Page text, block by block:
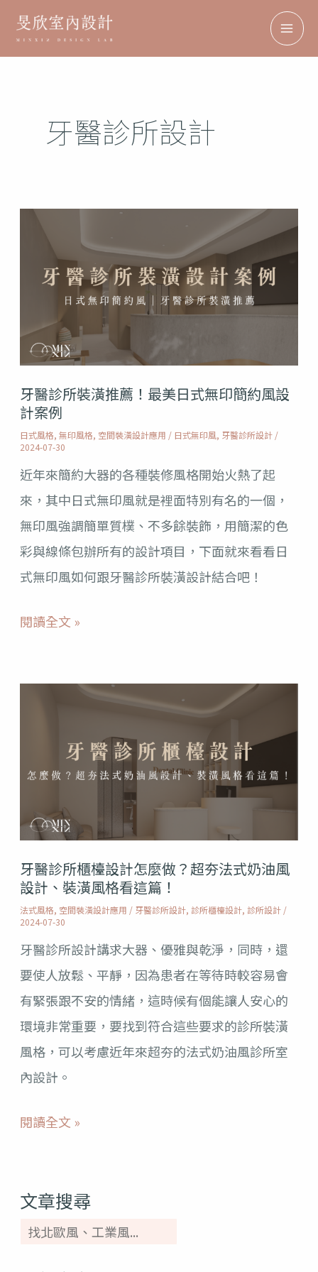
主
牙醫診所設計
牙醫診所裝潢推薦！最美日式無印簡約風設
計案例
日式風格, 無印風格, 空間裝潢設計應用 / 日式無印風, 牙醫診所設計/
2024-07-30
近年來簡約大器的各種裝修風格開始火熱了起
來，其中日式無印風就是裡面特別有名的一個，
無印風強調簡單質樸、不多餘裝飾，用簡潔的色
彩與線條包辦所有的設計項目，下面就來看看日
式無印風如何跟牙醫診所裝潢設計結合吧！
潢
薦！
最
美
日
式
無
印
簡
風
計
閱讀全文 »
牙醫診所櫃檯設計怎麼做？超夯法式奶油風
設計、裝潢風格看這篇！
法式風格, 空間裝潢設計應用 / 牙醫診所設計, 診所櫃檯設計, 診所設計/
2024-07-30
牙醫診所設計講求大器、優雅與乾淨，同時，還
要使人放鬆、平靜，因為患者在等待時較容易會
有緊張跟不安的情緒，這時候有個能讓人安心的
環境非常重要，要找到符合這些要求的診所裝潢
風格，可以考慮近年來超夯的法式奶油風診所室
內設計。
所
檯
計
怎
麼
做？
超
夯
法
式
奶
風
裝
潢
閱讀全文 »
文章搜尋
搜
尋